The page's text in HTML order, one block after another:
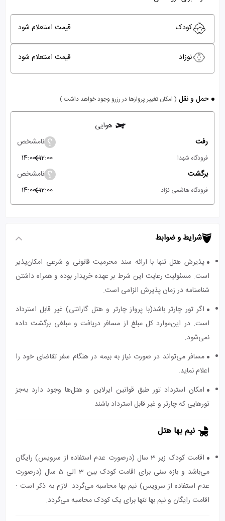
کودک قیمت استعلام شود
نوزاد قیمت استعلام شود
حمل و نقل ( امکان تغییر پروازها در رزرو وجود خواهد داشت )
هوایی
رفت
نامشخص
فرودگاه شهدا 12:00
14:00
برگشت
نامشخص
فرودگاه هاشمی نژاد 12:00
14:00
شرایط و ضوابط
پذیرش هتل تنها با ارائه سند محرمیت قانونی و شرعی امکان‌پذیر
است. مسئولیت رعایت این شرط بر عهده خریدار بوده و همراه داشتن
شناسنامه در زمان پذیرش الزامی است.
اگر تور چارتر باشد(با پرواز چارتر و هتل گارانتی) غیر قابل استرداد
است. در این‌موارد کل مبلغ از مسافر دریافت و مبلغی برگشت داده
نمی‌شود.
مسافر می‌تواند در صورت نیاز به بیمه در هنگام سفر تقاضای خود را
اعلام نماید.
امکان استرداد تور طبق قوانین ایرلاین و هتل‌ها وجود دارد به‌جز
تورهایی که چارتر و غیر قابل استرداد باشند.
نیم بها هتل
اقامت کودک زیر 3 سال (درصورت عدم استفاده از سرویس) رایگان
می‌باشد و بازه سنی برای اقامت کودک بین 3 الی 5 سال (درصورت
عدم استفاده از سرویس) نیم بها محاسبه می‌گردد. لازم به ذکر است :
اقامت رایگان و نیم بها تنها برای یک کودک محاسبه می‌گردد.